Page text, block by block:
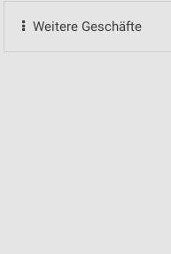
Weitere Geschäfte